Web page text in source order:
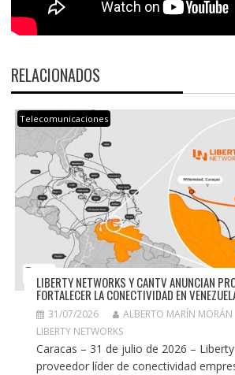
RELACIONADOS
Telecomunicaciones
LIBERTY NETWORKS Y CANTV ANUNCIAN
FORTALECER LA CONECTIVIDAD EN
31/07/2026 ALBERTO MARÍN MORÁN
LIBERTY NETWORKS
Caracas – 31 de julio de 2026 –
proveedor líder de conectividad